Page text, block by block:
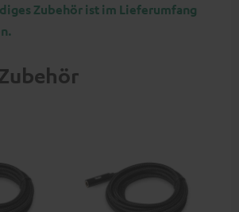
Zubehör ist im Lieferumfang